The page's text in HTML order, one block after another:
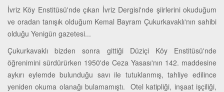
İvriz Köy Enstitüsü'nde çıkan İvriz Dergisi'nde şiirlerini okuduğum
ve oradan tanışık olduğum Kemal Bayram Çukurkavaklı'nın sahibi
olduğu Yenigün gazetesi...
Çukurkavaklı bizden sonra gittiği Düziçi Köy Enstitüsü'nde
öğrenimini sürdürürken 1950'de Ceza Yasası'nın 142. maddesine
aykırı eylemde bulunduğu savı ile tutuklanmış, tahliye edilince
yeniden okuma olanağı bulamamıştı. Otel katipliği, inşaat işçiliği,